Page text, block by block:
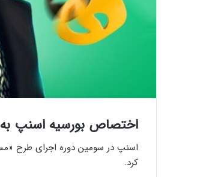
اختصاص بورسیه اسنپ به
اسنپ در سومین دوره اجرای طرح
کرد.